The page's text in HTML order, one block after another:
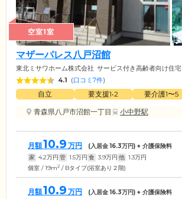
空室1室
マザーパレス八戸沼館
東北ミサワホーム株式会社 サービス付き高齢者向け住宅
4.1 (口コミ7件)
自立 要支援1•2 要介護1〜5
青森県八戸市沼館一丁目
小中野駅
月額10.9 万円 (入居金16.3万円) + 介護保険料
家 4.2万円 管 1.5万円 食 3.9万円 他 1.3万円
個室 / 19m2 / Bタイプ(浴室あり２階)
月額10.9 万円 (入居金16.3万円) + 介護保険料